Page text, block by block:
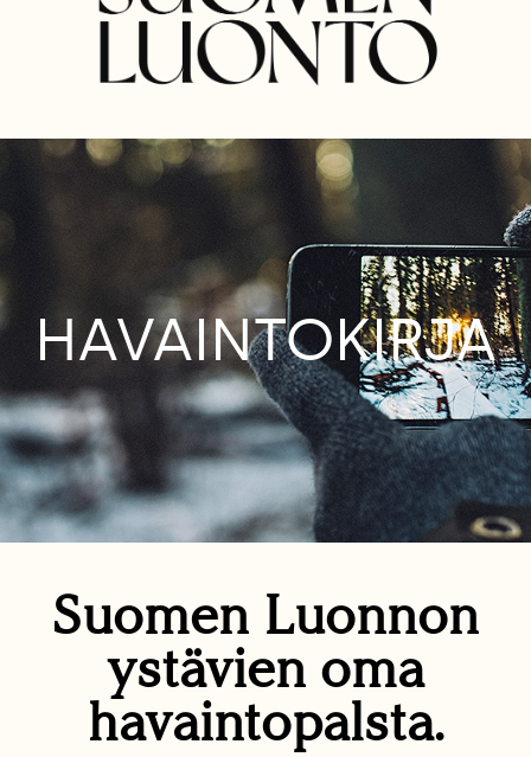
HAVAINTOKIRJA
Suomen Luonnon
ystävien oma
havaintopalsta.